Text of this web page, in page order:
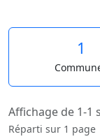
1
Affichage de 1-1
Réparti sur 1 page